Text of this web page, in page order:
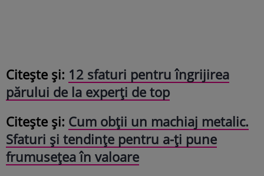
Citeşte și: 12 sfaturi pentru îngrijirea
părului de la experți de top
Citeşte și: Cum obții un machiaj metalic.
Sfaturi și tendințe pentru a-ți pune
frumusețea în valoare